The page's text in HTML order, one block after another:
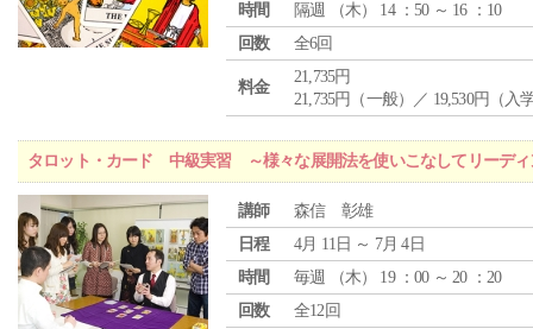
時間
隔週 （木） 14 ：50 ～ 16 ：10
回数
全6回
料金
21,735円
21,735円（一般）／ 19,530円（入
タロット・カード 中級実習 ～様々な展開法を使いこなしてリーディ
講師
森信 彰雄
日程
4月 11日 ～ 7月 4日
時間
毎週 （木） 19 ：00 ～ 20 ：20
回数
全12回